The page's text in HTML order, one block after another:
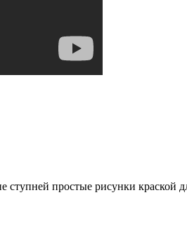
ступней простые рисунки краской